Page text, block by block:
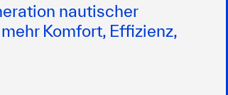
nautischer
Komfort, Effizienz,